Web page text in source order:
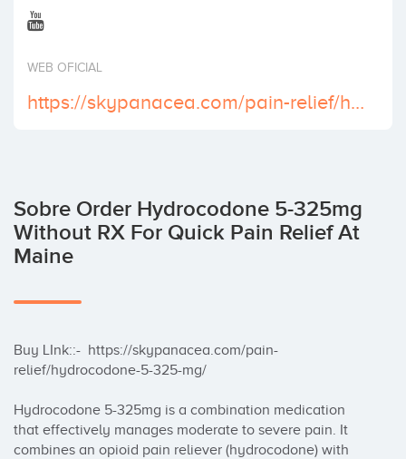
WEB OFICIAL
https://skypanacea.com/pain-relief/hydrocodone-5-325-mg/
Sobre Order Hydrocodone 5-325mg
Without RX For Quick Pain Relief At
Maine
Buy LInk::-  https://skypanacea.com/pain-
relief/hydrocodone-5-325-mg/
Hydrocodone 5-325mg is a combination medication
that effectively manages moderate to severe pain. It
combines an opioid pain reliever (hydrocodone) with